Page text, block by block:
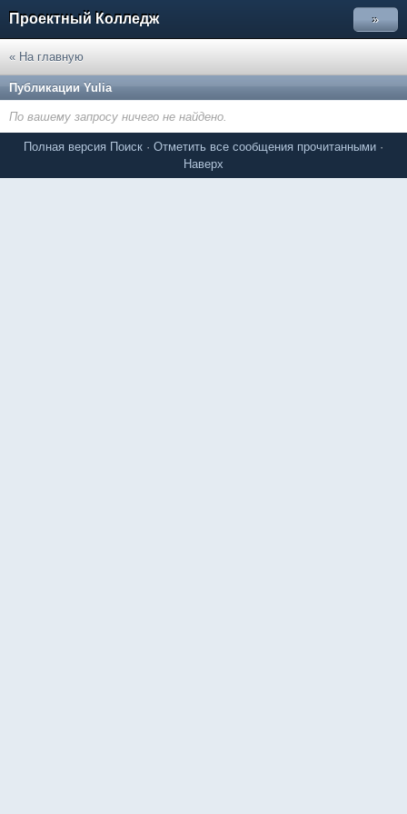
Проектный Колледж »
« На главную
Публикации Yulia
По вашему запросу ничего не найдено.
Полная версия Поиск · Отметить все сообщения прочитанными ·
Наверх